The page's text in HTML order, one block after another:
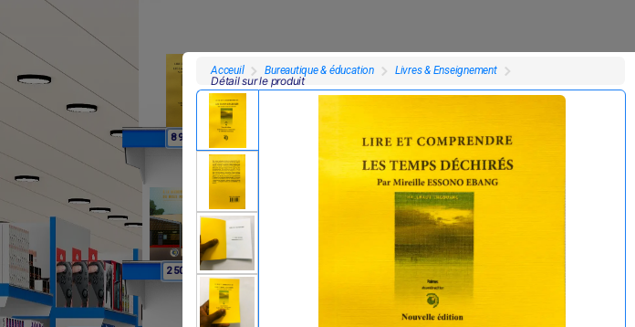
Acceuil Bureautique & éducation Livres & Enseignement
Détail sur le produit
8 950 0
2 500